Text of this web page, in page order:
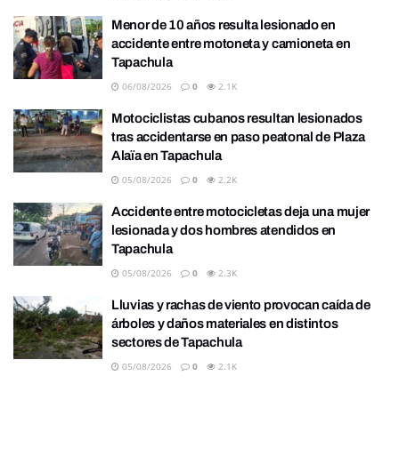
Menor de 10 años resulta lesionado en
accidente entre motoneta y camioneta en
Tapachula
06/08/2026 0 2.1K
Motociclistas cubanos resultan lesionados
tras accidentarse en paso peatonal de Plaza
Alaïa en Tapachula
05/08/2026 0 2.2K
Accidente entre motocicletas deja una mujer
lesionada y dos hombres atendidos en
Tapachula
05/08/2026 0 2.3K
Lluvias y rachas de viento provocan caída de
árboles y daños materiales en distintos
sectores de Tapachula
05/08/2026 0 2.1K